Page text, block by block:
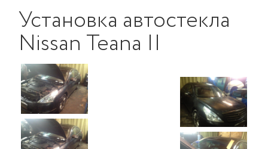
Установка автостекла
Nissan Teana II